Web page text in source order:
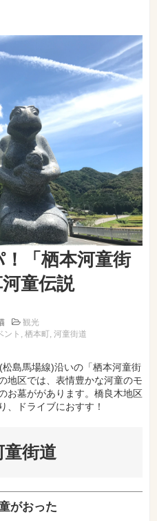
「栖本河童街
童伝説
観光
ント 栖本町 河童街道
島馬場線)沿いの「栖本河童街
地区では、表情豊かな河童のモ
お墓ががあります。橋良木地区
、ドライブにおすす！
街道
がおった